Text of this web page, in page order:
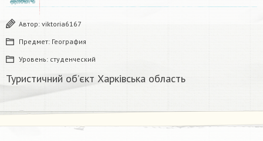
Автор: viktoria6167
Предмет: География
Уровень: студенческий
Туристичний об’єкт Харківська область